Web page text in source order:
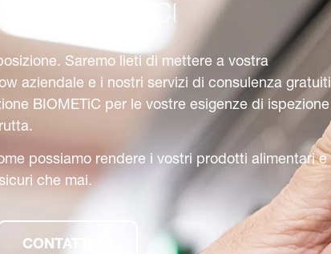
contattarci
Saremo lieti di mettere a vostra
aziendale e i nostri servizi di consulenza gratuiti
BIOMETiC per le vostre esigenze di ispezione
possiamo rendere i vostri prodotti alimentari e
che mai.
CONTATTACI